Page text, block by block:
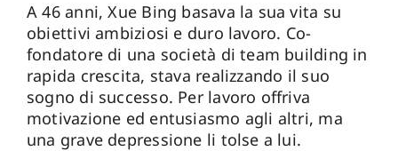
A 46 anni, Xue Bing basava la sua vita su
obiettivi ambiziosi e duro lavoro. Co-
fondatore di una società di team building in
rapida crescita, stava realizzando il suo
sogno di successo. Per lavoro offriva
motivazione ed entusiasmo agli altri, ma
una grave depressione li tolse a lui.